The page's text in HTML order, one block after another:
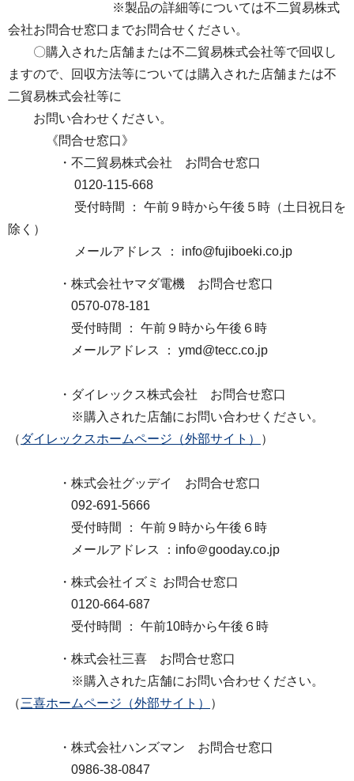
※製品の詳細等については不二貿易株式
会社お問合せ窓口までお問合せください。
〇購入された店舗または不二貿易株式会社等で回収し
ますので、回収方法等については購入された店舗または不
二貿易株式会社等に
お問い合わせください。
《問合せ窓口》
・不二貿易株式会社 お問合せ窓口
0120-115-668
受付時間 ： 午前９時から午後５時（土日祝日を
除く）
メールアドレス ： info@fujiboeki.co.jp
・株式会社ヤマダ電機 お問合せ窓口
0570-078-181
受付時間 ： 午前９時から午後６時
メールアドレス ： ymd@tecc.co.jp
・ダイレックス株式会社 お問合せ窓口
※購入された店舗にお問い合わせください。
（ ダイレックスホームページ（外部サイト） ）
・株式会社グッデイ お問合せ窓口
092-691-5666
受付時間 ： 午前９時から午後６時
メールアドレス ：info＠gooday.co.jp
・株式会社イズミ お問合せ窓口
0120-664-687
受付時間 ： 午前10時から午後６時
・株式会社三喜 お問合せ窓口
※購入された店舗にお問い合わせください。
（三喜ホームページ（外部サイト） ）
・株式会社ハンズマン お問合せ窓口
0986-38-0847